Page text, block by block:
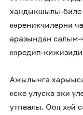
хандыкшылы-биле
өөреникчилерни
аразындан
өөредип-
Ажылынга
өске улуска эки
утпаалы. Ооң хөй